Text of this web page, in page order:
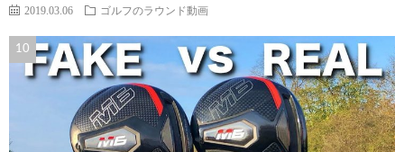
2019.03.06 ゴルフのラウンド動画